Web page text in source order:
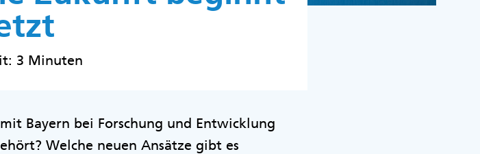
3 Minuten
Bayern bei Forschung und Entwicklung
Welche neuen Ansätze gibt es